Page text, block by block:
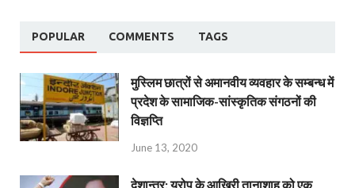
POPULAR COMMENTS TAGS
मुस्लिम छात्रों से अमानवीय व्यवहार के सम्बन्ध में
प्रदेश के सामाजिक-सांस्कृतिक संगठनों की
विज्ञप्ति
June 13, 2020
देशान्‍तर: यूरोप के आखिरी तानाशाह को एक